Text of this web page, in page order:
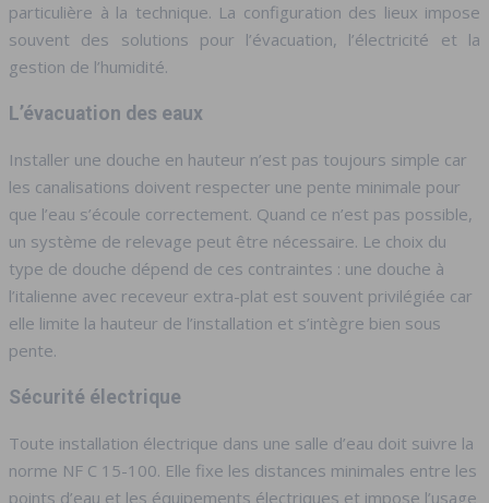
particulière à la technique. La configuration des lieux impose
souvent des solutions pour l’évacuation, l’électricité et la
gestion de l’humidité.
L’évacuation des eaux
Installer une douche en hauteur n’est pas toujours simple car
les canalisations doivent respecter une pente minimale pour
que l’eau s’écoule correctement. Quand ce n’est pas possible,
un système de relevage peut être nécessaire. Le choix du
type de douche dépend de ces contraintes : une douche à
l’italienne avec receveur extra-plat est souvent privilégiée car
elle limite la hauteur de l’installation et s’intègre bien sous
pente.
Sécurité électrique
Toute installation électrique dans une salle d’eau doit suivre la
norme NF C 15-100. Elle fixe les distances minimales entre les
points d’eau et les équipements électriques et impose l’usage